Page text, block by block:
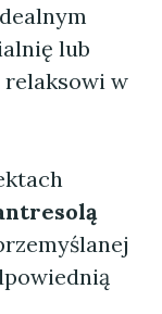
lub
relaksowi w